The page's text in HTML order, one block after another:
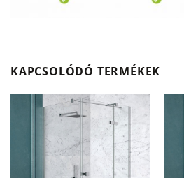
KAPCSOLÓDÓ TERMÉKEK